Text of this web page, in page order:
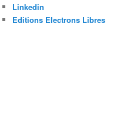
Linkedin
Editions Electrons Libres